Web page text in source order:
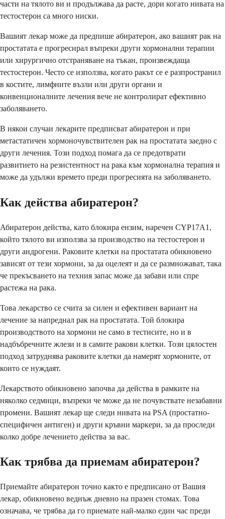
части на тялото ви и продължава да расте, дори когато нивата на
тестостерон са много ниски.
Вашият лекар може да предпише абиратерон, ако вашият рак на
простатата е прогресирал въпреки други хормонални терапии
или хирургично отстраняване на тъкан, произвеждаща
тестостерон. Често се използва, когато ракът се е разпространил
в костите, лимфните възли или други органи и
конвенционалните лечения вече не контролират ефективно
заболяването.
В някои случаи лекарите предписват абиратерон и при
метастатичен хормоночувствителен рак на простатата заедно с
други лечения. Този подход помага да се предотврати
развитието на резистентност на рака към хормонална терапия и
може да удължи времето преди прогресията на заболяването.
Как действа абиратерон?
Абиратерон действа, като блокира ензим, наречен CYP17A1,
който тялото ви използва за производство на тестостерон и
други андрогени. Раковите клетки на простатата обикновено
зависят от тези хормони, за да оцелеят и да се размножават, така
че прекъсването на техния запас може да забави или спре
растежа на рака.
Това лекарство се счита за силен и ефективен вариант на
лечение за напреднал рак на простатата. Той блокира
производството на хормони не само в тестисите, но и в
надбъбречните жлези и в самите ракови клетки. Този цялостен
подход затруднява раковите клетки да намерят хормоните, от
които се нуждаят.
Лекарството обикновено започва да действа в рамките на
няколко седмици, въпреки че може да не почувствате незабавни
промени. Вашият лекар ще следи нивата на PSA (простатно-
специфичен антиген) и други кръвни маркери, за да проследи
колко добре лечението действа за вас.
Как трябва да приемам абиратерон?
Приемайте абиратерон точно както е предписано от Вашия
лекар, обикновено веднъж дневно на празен стомах. Това
означава, че трябва да го приемате най-малко един час преди